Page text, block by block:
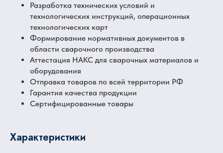
Разработка технических условий и
технологических инструкций, операционных
технологических карт
Формирование нормативных документов в
области сварочного производства
Аттестация НАКС для сварочных материалов и
оборудования
Отправка товаров по всей территории РФ
Гарантия качества продукции
Сертифицированные товары
Характеристики